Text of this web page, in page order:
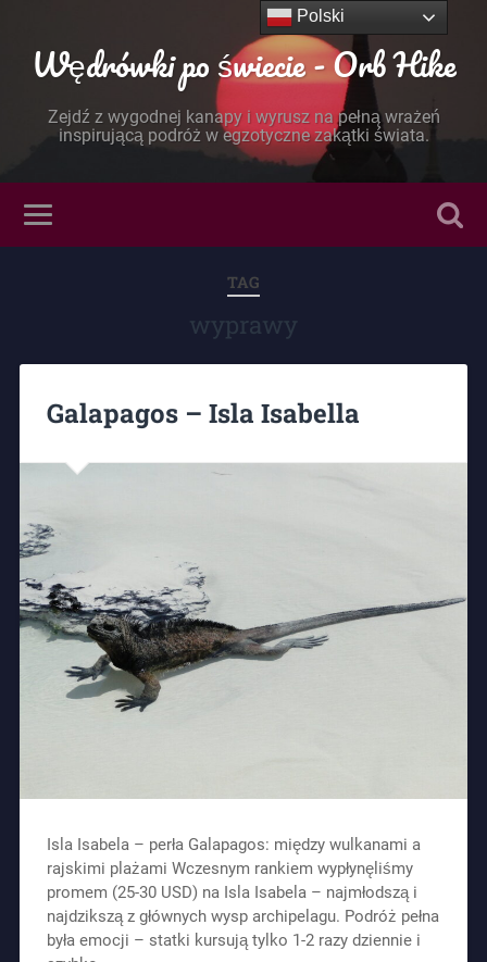
Wędrówki po świecie - Orb Hike
Zejdź z wygodnej kanapy i wyrusz na pełną wrażeń
inspirującą podróż w egzotyczne zakątki świata.
TAG
wyprawy
Galapagos – Isla Isabella
Isla Isabela – perła Galapagos: między wulkanami a
rajskimi plażami Wczesnym rankiem wypłynęliśmy
promem (25-30 USD) na Isla Isabela – najmłodszą i
najdzikszą z głównych wysp archipelagu. Podróż pełna
była emocji – statki kursują tylko 1-2 razy dziennie i
Polski